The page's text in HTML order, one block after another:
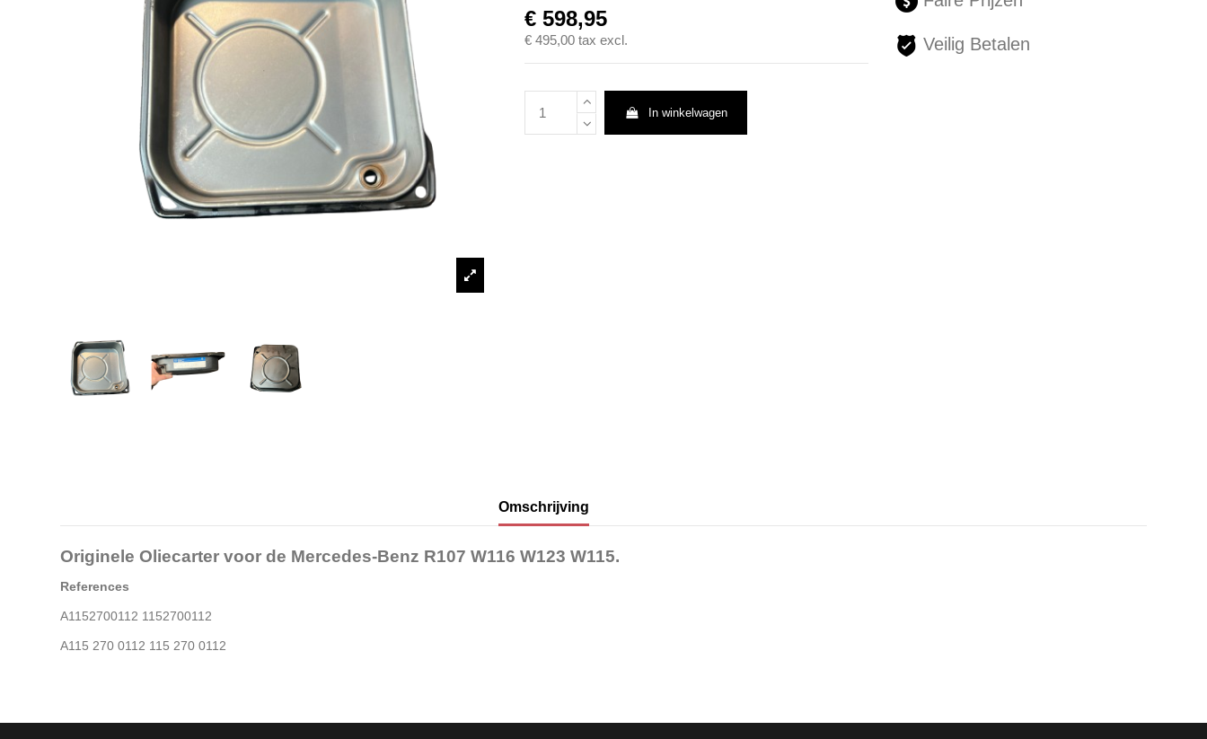
€ 598,95
€ 495,00 tax excl.
In winkelwagen
Veilig Betalen
Omschrijving
Originele Oliecarter voor de Mercedes-Benz R107 W116 W123 W115.
References
A1152700112 1152700112
A115 270 0112 115 270 0112